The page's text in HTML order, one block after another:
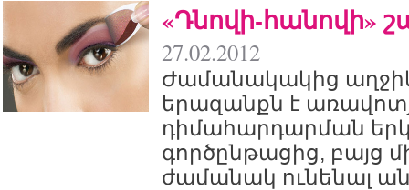
«Դնովի-հանովի»
27.02.2012
Ժամանակակից
երազանքն է
դիմահարդարման
գործընթացից, բայց
ժամանակ ունենալ